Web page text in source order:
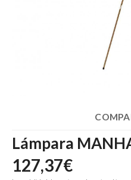
Lámpara
127,37€